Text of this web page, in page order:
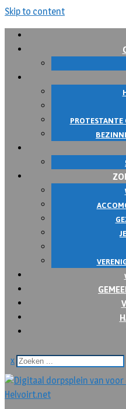
Skip to content
PROTESTANTE
x